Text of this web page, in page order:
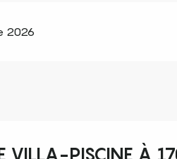
2026
VILLA-PISCINE À